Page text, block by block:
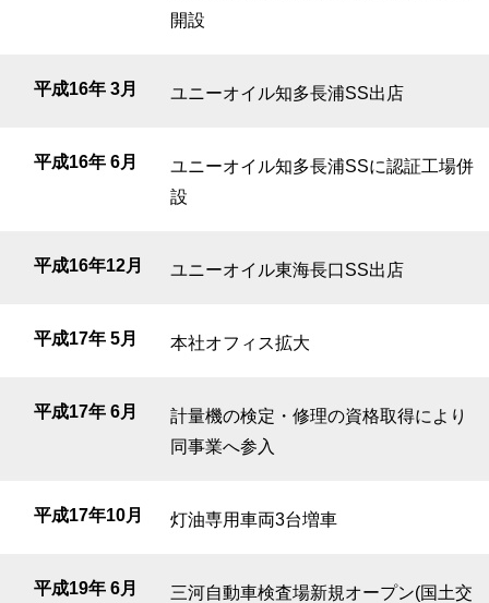
開設
平成16年 3月 ユニーオイル知多長浦SS出店
平成16年 6月
ユニーオイル知多長浦SSに認証工場併
設
平成16年12月 ユニーオイル東海長口SS出店
平成17年 5月 本社オフィス拡大
平成17年 6月
計量機の検定・修理の資格取得により
同事業へ参入
平成17年10月 灯油専用車両3台増車
平成19年 6月
三河自動車検査場新規オープン(国土交